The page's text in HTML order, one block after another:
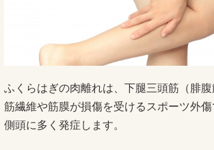
ふくらはぎの肉離れは、下腿三頭筋（腓
筋繊維や筋膜が損傷を受けるスポーツ外
側頭に多く発症します。